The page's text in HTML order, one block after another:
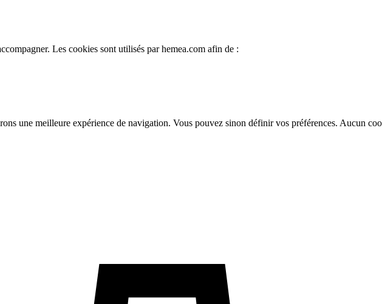
Les cookies sont utilisés par hemea.com afin de :
une meilleure expérience de navigation. Vous pouvez sinon définir vos préférences. Aucun